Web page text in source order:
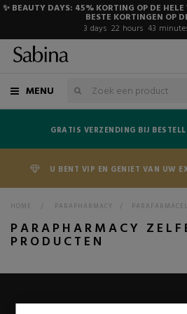
✨ BEAUTY DAYS: 45% KORTING OP DE
BESTE KORTINGEN OP
3 days 22 hours 43
MENU
GRATIS VERZENDING BIJ
U BENT VIP EN GENIET VAN UW
HOME > PARAPHARMACY >
PARAPHARMACY
PRODUCTEN